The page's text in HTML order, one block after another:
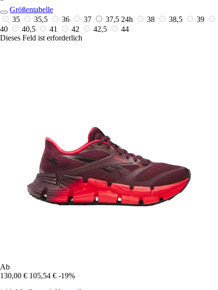
Größentabelle
35
35,5 36 37 37,5 24h 38 38,5
39
40
40,5 41 42 42,5
44
Dieses Feld ist erforderlich
Ab
130,00 € 105,54 € -19%